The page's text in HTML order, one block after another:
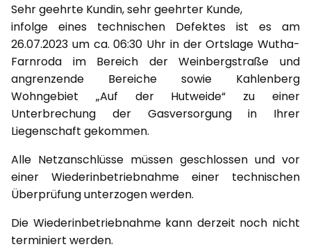
Sehr geehrte Kundin, sehr geehrter Kunde,
infolge eines technischen Defektes ist es am
26.07.2023 um ca. 06:30 Uhr in der Ortslage Wutha-
Farnroda im Bereich der Weinbergstraße und
angrenzende Bereiche sowie Kahlenberg
Wohngebiet „Auf der Hutweide“ zu einer
Unterbrechung der Gasversorgung in Ihrer
Liegenschaft gekommen.
Alle Netzanschlüsse müssen geschlossen und vor
einer Wiederinbetriebnahme einer technischen
Überprüfung unterzogen werden.
Die Wiederinbetriebnahme kann derzeit noch nicht
terminiert werden.